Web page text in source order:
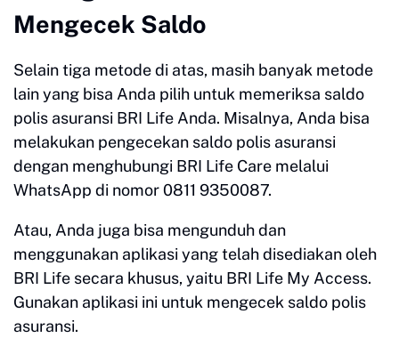
Mengecek Saldo
Selain tiga metode di atas, masih banyak metode
lain yang bisa Anda pilih untuk memeriksa saldo
polis asuransi BRI Life Anda. Misalnya, Anda bisa
melakukan pengecekan saldo polis asuransi
dengan menghubungi BRI Life Care melalui
WhatsApp di nomor 0811 9350087.
Atau, Anda juga bisa mengunduh dan
menggunakan aplikasi yang telah disediakan oleh
BRI Life secara khusus, yaitu BRI Life My Access.
Gunakan aplikasi ini untuk mengecek saldo polis
asuransi.